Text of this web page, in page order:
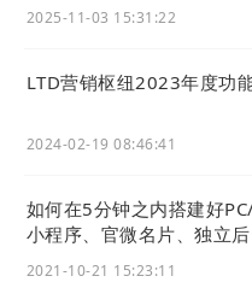
拉开了帷幕。在第四次
设施和数字化产业生
产方式变革的重要条件
合，使得当下社会正在
线上与线下高度融合的
2025-11-03 15:31:22
LTD营销枢纽2023年度功
2024-02-19 08:46:41
如何在5分钟之内搭建好
小程序、官微名片、独立
2021-10-21 15:23:11